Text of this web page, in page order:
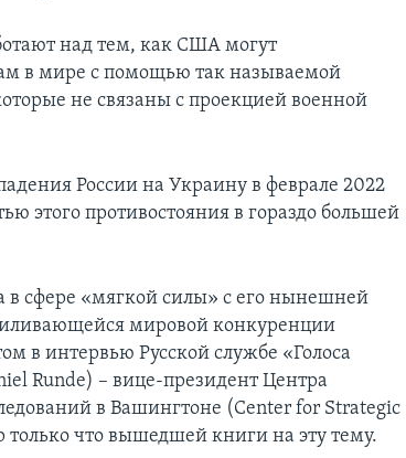
над тем, как США могут
в мире с помощью так называемой
не связаны с проекцией военной
России на Украину в феврале 2022
этого противостояния в гораздо большей
сфере «мягкой силы» с его нынешней
мировой конкуренции
в интервью Русской службе «Голоса
Runde) – вице-президент Центра
в Вашингтоне (Center for Strategic
только что вышедшей книги на эту тему.